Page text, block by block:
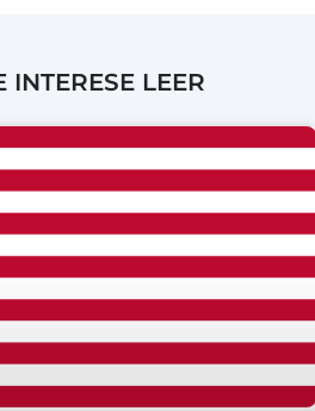
INTERESE LEER